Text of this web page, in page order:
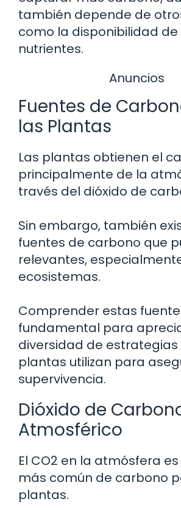
también depende de
como la disponibilidad
nutrientes.
Anuncios
Fuentes de
las Plantas
Las plantas obtienen el
principalmente de la
través del dióxido de
Sin embargo, también
fuentes de carbono que
relevantes,
ecosistemas.
Comprender estas
fundamental para
diversidad de estrategias
plantas utilizan para
supervivencia.
Dióxido de
Atmosférico
El CO2 en la atmósfera
más común de carbono
plantas.